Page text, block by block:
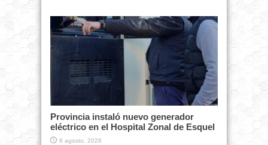
Provincia instaló nuevo generador
eléctrico en el Hospital Zonal de Esquel
6 agosto, 2026